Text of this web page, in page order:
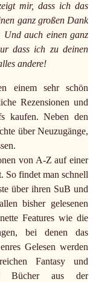
mir, dass ich das
ganz großen Dank
Und auch einen ganz
dass ich zu deinen
andere!
einem sehr schön
Rezensionen und
kaufen. Neben den
über Neuzugänge,
von A-Z auf einer
So findet man schnell
über ihren SuB und
bisher gelesenen
Features wie die
bei denen das
Gelesen werden
Fantasy und
Bücher aus der